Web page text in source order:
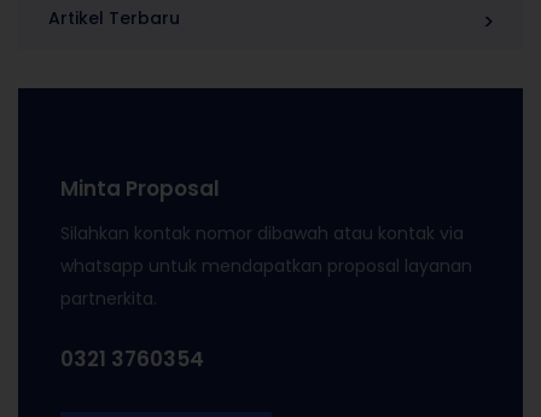
Artikel Terbaru
Minta Proposal
Silahkan kontak nomor dibawah atau kontak via
whatsapp untuk mendapatkan proposal layanan
partnerkita.
0321 3760354